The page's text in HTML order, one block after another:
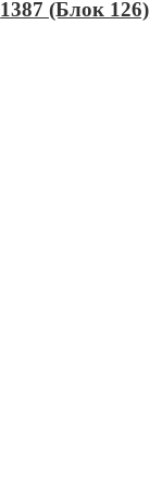
1387 (Блок 126)